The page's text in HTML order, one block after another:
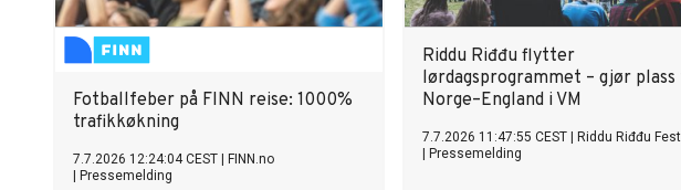
Fotballfeber på FINN reise: 1000%
trafikkøkning
7.7.2026 12:24:04 CEST
FINN.no
Pressemelding
Riddu Riđđu flytter
lørdagsprogrammet – gjør
Norge–England i VM
7.7.2026 11:47:55 CEST
Riddu Riđđu
Pressemelding